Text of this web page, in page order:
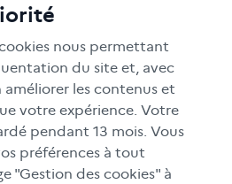
sur internet
pédagogique à
cycle 3 sont de découvrir le
de…
nous permettant
du site et, avec
améliorer les contenus et
votre expérience. Votre
pendant 13 mois. Vous
préférences à tout
"Gestion des cookies" à